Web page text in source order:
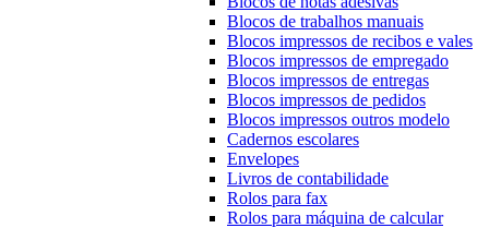
Blocos de trabalhos manuais
Blocos impressos de recibos e vales
Blocos impressos de empregado
Blocos impressos de entregas
Blocos impressos de pedidos
Blocos impressos outros modelo
Cadernos escolares
Envelopes
Livros de contabilidade
Rolos para fax
Rolos para máquina de calcular